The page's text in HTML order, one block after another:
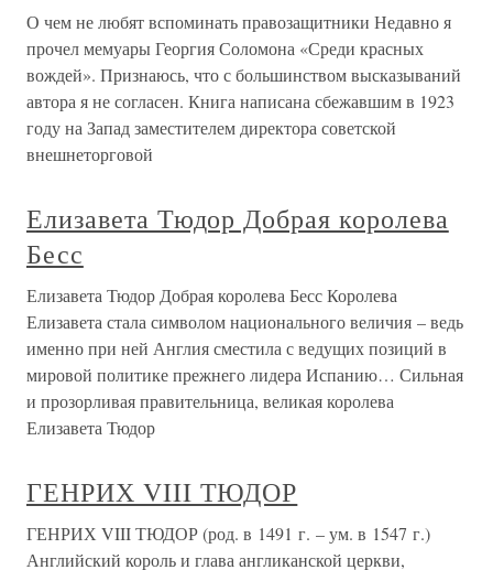
О чем не любят вспоминать правозащитники Недавно я
прочел мемуары Георгия Соломона «Среди красных
вождей». Признаюсь, что с большинством высказываний
автора я не согласен. Книга написана сбежавшим в 1923
году на Запад заместителем директора советской
внешнеторговой
Елизавета Тюдор Добрая королева
Бесс
Елизавета Тюдор Добрая королева Бесс Королева
Елизавета стала символом национального величия – ведь
именно при ней Англия сместила с ведущих позиций в
мировой политике прежнего лидера Испанию… Сильная
и прозорливая правительница, великая королева
Елизавета Тюдор
ГЕНРИХ VIII ТЮДОР
ГЕНРИХ VIII ТЮДОР (род. в 1491 г. – ум. в 1547 г.)
Английский король и глава англиканской церкви,